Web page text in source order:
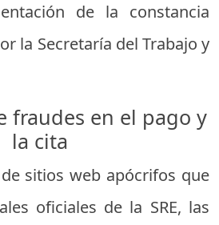
de la constancia
la Secretaría del Trabajo y
fraudes en el pago y
la cita
sitios web apócrifos que
oficiales de la SRE, las